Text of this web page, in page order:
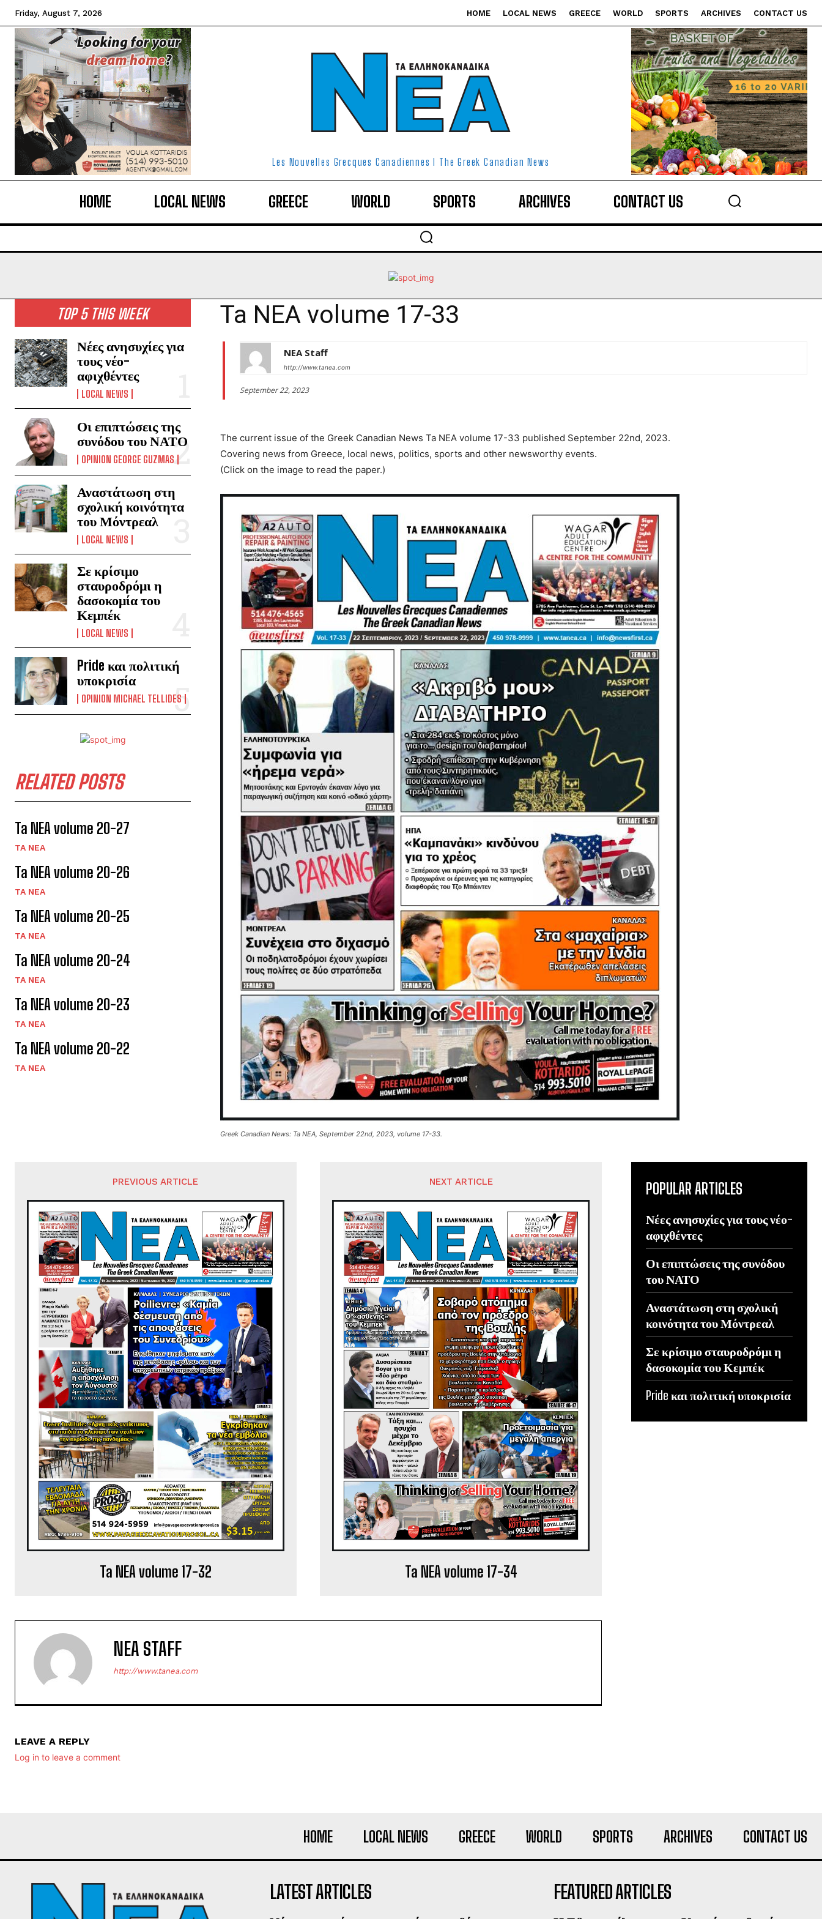
Friday, August 7, 2026 HOME LOCAL NEWS GREECE WORLD SPORTS ARCHIVES CONTACT US
Les Nouvelles Grecques Canadiennes I The Greek Canadian News
HOME LOCAL NEWS GREECE WORLD SPORTS ARCHIVES CONTACT US
TOP 5 THIS WEEK
Νέες ανησυχίες για
τους νέο-
αφιχθέντες
LOCAL NEWS
Οι επιπτώσεις της
συνόδου του ΝΑΤΟ
OPINION GEORGE GUZMAS
Αναστάτωση στη
σχολική κοινότητα
του Μόντρεαλ
LOCAL NEWS
Σε κρίσιμο
σταυροδρόμι η
δασοκομία του
Κεμπέκ
LOCAL NEWS
Pride και πολιτική
υποκρισία
OPINION MICHAEL TELLIDES
RELATED POSTS
Ta NEA volume 20-27
TA NEA
Ta NEA volume 20-26
TA NEA
Ta NEA volume 20-25
TA NEA
Ta NEA volume 20-24
TA NEA
Ta NEA volume 20-23
TA NEA
Ta NEA volume 20-22
TA NEA
Ta NEA volume 17-33
NEA Staff
http://www.tanea.com
September 22, 2023
The current issue of the Greek Canadian News Ta NEA volume 17-33 published September 22nd, 2023.
Covering news from Greece, local news, politics, sports and other newsworthy events.
(Click on the image to read the paper.)
Greek Canadian News: Ta NEA, September 22nd, 2023, volume 17-33.
PREVIOUS ARTICLE
Ta NEA volume 17-32
NEXT ARTICLE
Ta NEA volume 17-34
NEA STAFF
http://www.tanea.com
LEAVE A REPLY
Log in to leave a comment
POPULAR ARTICLES
Νέες ανησυχίες για τους νέο-
αφιχθέντες
Οι επιπτώσεις της συνόδου
του ΝΑΤΟ
Αναστάτωση στη σχολική
κοινότητα του Μόντρεαλ
Σε κρίσιμο σταυροδρόμι η
δασοκομία του Κεμπέκ
Pride και πολιτική υποκρισία
HOME LOCAL NEWS GREECE WORLD SPORTS ARCHIVES CONTACT US
LATEST ARTICLES FEATURED ARTICLES